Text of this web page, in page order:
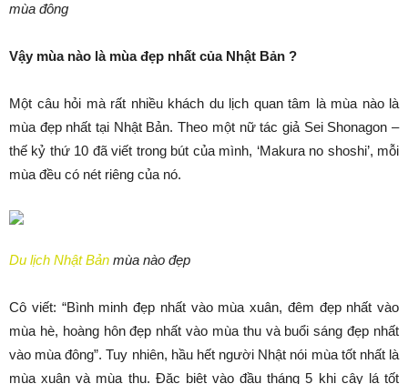
mùa đông
Vậy mùa nào là mùa đẹp nhất của Nhật Bản ?
Một câu hỏi mà rất nhiều khách du lịch quan tâm là mùa nào là
mùa đẹp nhất tại Nhật Bản. Theo một nữ tác giả Sei Shonagon –
thế kỷ thứ 10 đã viết trong bút của mình, ‘Makura no shoshi’, mỗi
mùa đều có nét riêng của nó.
Du lịch Nhật Bản mùa nào đẹp
Cô viết: “Bình minh đẹp nhất vào mùa xuân, đêm đẹp nhất vào
mùa hè, hoàng hôn đẹp nhất vào mùa thu và buổi sáng đẹp nhất
vào mùa đông”. Tuy nhiên, hầu hết người Nhật nói mùa tốt nhất là
mùa xuân và mùa thu. Đặc biệt vào đầu tháng 5 khi cây lá tốt